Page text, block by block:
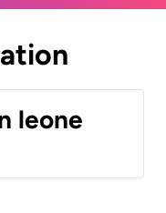
leone